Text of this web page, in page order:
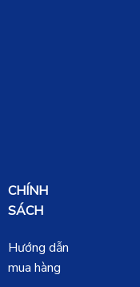
CHÍNH
SÁCH
Hướng dẫn
mua hàng